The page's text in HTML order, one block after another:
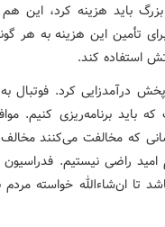
باید هزینه کرد، این
تأمین این هزینه به هر
استفاده کند.
درآمدزایی کرد. فوتبال
باید برنامه‌ریزی کنیم.
که مخالفت می‌کنند
راضی نیستیم. فدراسیون
تا ان‌شاءالله خواسته مردم